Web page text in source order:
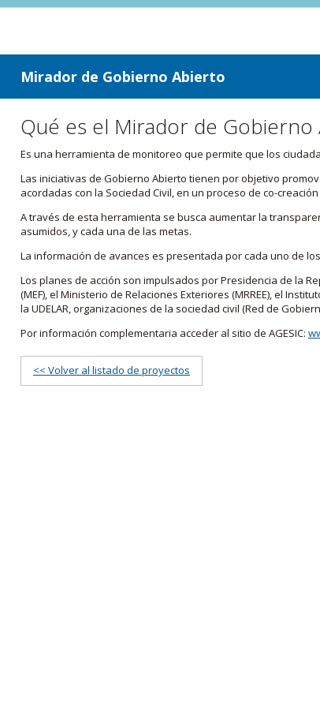
ir a contenido
ir al menú
Mirador de Gobierno Abierto
Qué es el Mirador de Gobierno
Es una herramienta de monitoreo que permite que los
Las iniciativas de Gobierno Abierto tienen por objetivo
acordadas con la Sociedad Civil, en un proceso de co-
A través de esta herramienta se busca aumentar la
asumidos, y cada una de las metas.
La información de avances es presentada por cada uno de
Los planes de acción son impulsados por Presidencia de la
(MEF), el Ministerio de Relaciones Exteriores (MRREE), el
la UDELAR, organizaciones de la sociedad civil (Red de
Por información complementaria acceder al sitio de AGESIC:
<< Volver al listado de proyectos